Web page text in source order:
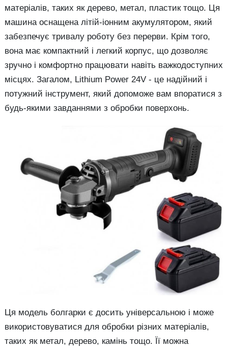
матеріалів, таких як дерево, метал, пластик тощо. Ця
машина оснащена літій-іонним акумулятором, який
забезпечує тривалу роботу без перерви. Крім того,
вона має компактний і легкий корпус, що дозволяє
зручно і комфортно працювати навіть важкодоступних
місцях. Загалом, Lithium Power 24V - це надійний і
потужний інструмент, який допоможе вам впоратися з
будь-якими завданнями з обробки поверхонь.
Ця модель болгарки є досить універсальною і може
використовуватися для обробки різних матеріалів,
таких як метал, дерево, камінь тощо. Її можна